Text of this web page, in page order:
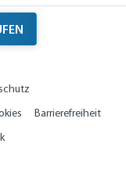
Barrierefreiheit